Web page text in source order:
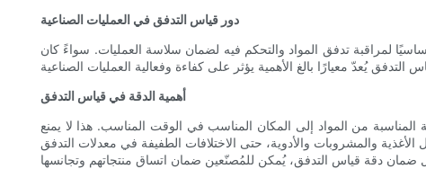
دور قياس التدفق في العمليات الصناعية
لمراقبة تدفق المواد والتحكم فيه لضمان سلاسة العمليات. سواءً كان
أهمية الدقة في قياس التدفق
من المواد إلى المكان المناسب في الوقت المناسب. هذا لا يمنع
والمشروبات والأدوية، حتى الاختلافات الطفيفة في معدلات التدفق